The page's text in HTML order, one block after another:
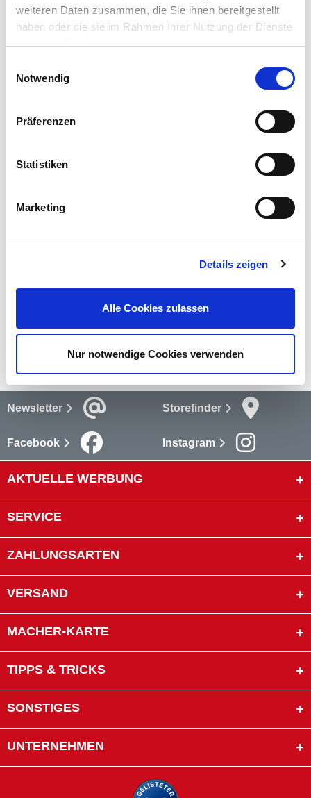
weiteren Daten zusammen, die Sie ihnen bereitgestellt
haben oder die sie im Rahmen Ihrer Nutzung der Dienste
gesammelt haben.
Notwendig
Präferenzen
Statistiken
Marketing
Details zeigen
Alle Cookies zulassen
Nur notwendige Cookies verwenden
DerUniversal-Autoschwamm
ist sehr saugfähig
und schonend zu dem Fahrzeug. Das handliche Format sorgt
mehr
Newsletter Storefinder
Facebook Instagram
AKTUELLE WERBUNG
SERVICE
ZAHLUNGSARTEN
VERSAND
MACHER-KARTE
TIPPS & TRICKS
SONSTIGES
UNTERNEHMEN